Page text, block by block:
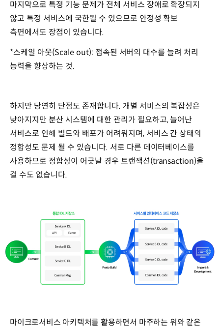
마지막으로 특정 기능 문제가 전체 서비스 장애로 확장되지
않고 특정 서비스에 국한될 수 있으므로 안정성 확보
측면에서도 장점이 있습니다.
*스케일 아웃(Scale out): 접속된 서버의 대수를 늘려 처리
능력을 향상하는 것.
하지만 당연히 단점도 존재합니다. 개별 서비스의 복잡성은
낮아지지만 분산 시스템에 대한 관리가 필요하고, 늘어난
서비스로 인해 빌드와 배포가 어려워지며, 서비스 간 상태의
정합성도 문제 될 수 있습니다. 서로 다른 데이터베이스를
사용하므로 정합성이 어긋날 경우 트랜잭션(transaction)을
걸 수도 없습니다.
마이크로서비스 아키텍처를 활용하면서 마주하는 위와 같은